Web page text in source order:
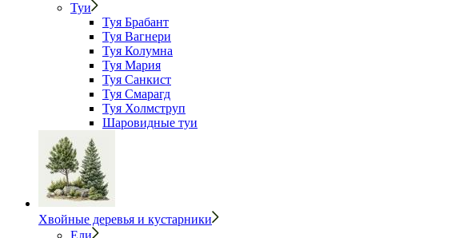
Туи
Туя Брабант
Туя Вагнери
Туя Колумна
Туя Мария
Туя Санкист
Туя Смарагд
Туя Холмструп
Шаровидные туи
Хвойные деревья и кустарники
Ели